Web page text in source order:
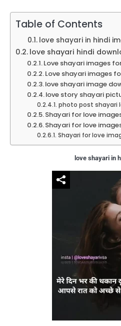
Table of Contents
love shayari in hindi
love shayari hindi
Love shayari images
Love shayari images
love shayari image
love story shayari
photo post shayari
Shayari for love
Shayari for love
Shayari for love
love shayari in